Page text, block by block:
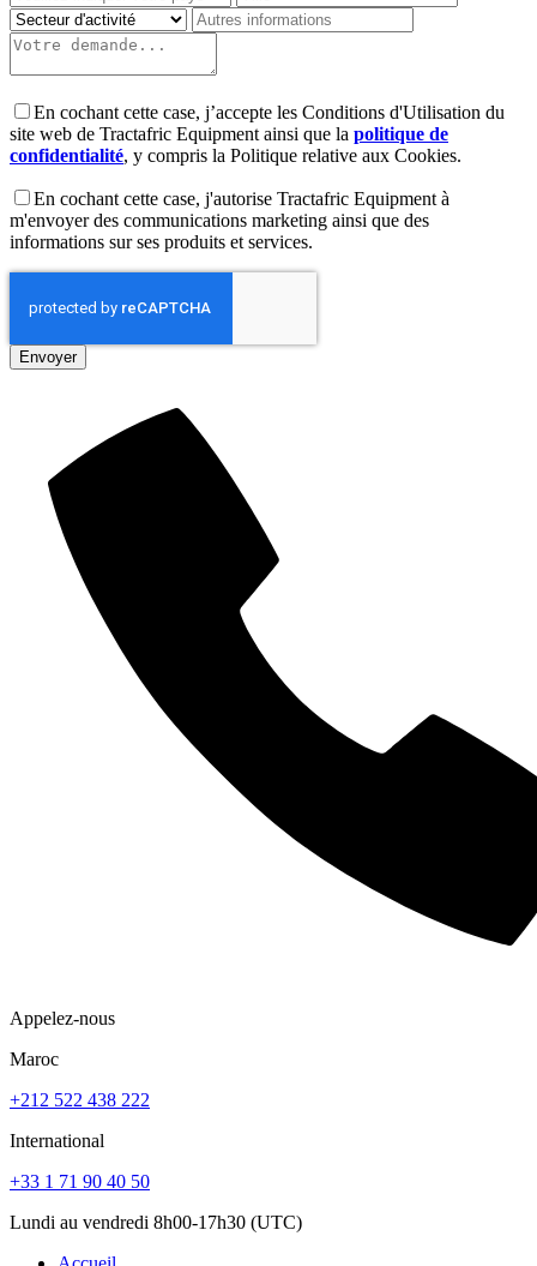
En cochant cette case, j’accepte les Conditions d'Utilisation du
site web de Tractafric Equipment ainsi que la politique de
confidentialité, y compris la Politique relative aux Cookies.
En cochant cette case, j'autorise Tractafric Equipment à
m'envoyer des communications marketing ainsi que des
informations sur ses produits et services.
Appelez-nous
Maroc
+212 522 438 222
International
+33 1 71 90 40 50
Lundi au vendredi 8h00-17h30 (UTC)